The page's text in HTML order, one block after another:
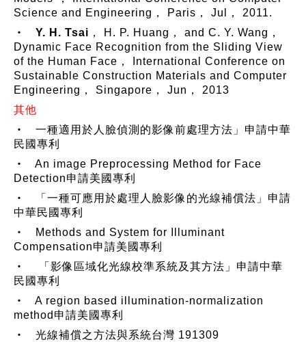
Science and Engineering， Paris， Jul， 2011.
‧ Y. H. Tsai ， H. P. Huang， and C. Y. Wang，
Dynamic Face Recognition from the Sliding View
of the Human Face， International Conference on
Sustainable Construction Materials and Computer
Engineering， Singapore， Jun， 2013
其他
‧ 一種適用於人臉偵測的影像前處理方法」申請中華
民國專利
‧ An image Preprocessing Method for Face
Detection申請美國專利
‧ 「一種可應用於處理人臉影像的光線補償法」申請
中華民國專利
‧ Methods and System for Illuminant
Compensation申請美國專利
‧ 「影像區域化光線校準系統及其方法」申請中華
民國專利
‧ A region based illumination-normalization
method申請美國專利
‧ 光線補償之方法與系統台灣 191309